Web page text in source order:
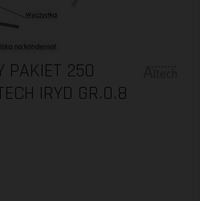
PAKIET 250
IRYD GR.0.8